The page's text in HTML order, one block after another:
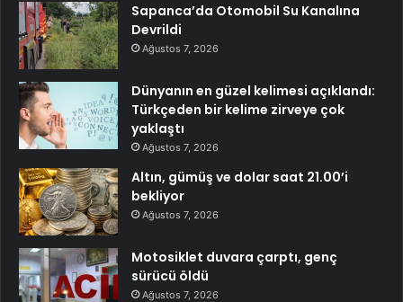
Sapanca’da Otomobil Su Kanalına
Devrildi
Ağustos 7, 2026
Dünyanın en güzel kelimesi açıklandı:
Türkçeden bir kelime zirveye çok
yaklaştı
Ağustos 7, 2026
Altın, gümüş ve dolar saat 21.00’i
bekliyor
Ağustos 7, 2026
Motosiklet duvara çarptı, genç
sürücü öldü
Ağustos 7, 2026